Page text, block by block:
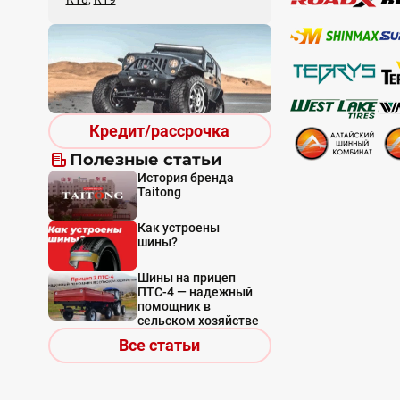
Кредит/рассрочка
Полезные статьи
История бренда
Taitong
Как устроены
шины?
Шины на прицеп
ПТС-4 — надежный
помощник в
сельском хозяйстве
Все статьи